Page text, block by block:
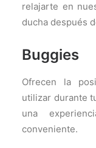
relajarte en
ducha después
Buggies
Ofrecen la
utilizar durante
una
conveniente.